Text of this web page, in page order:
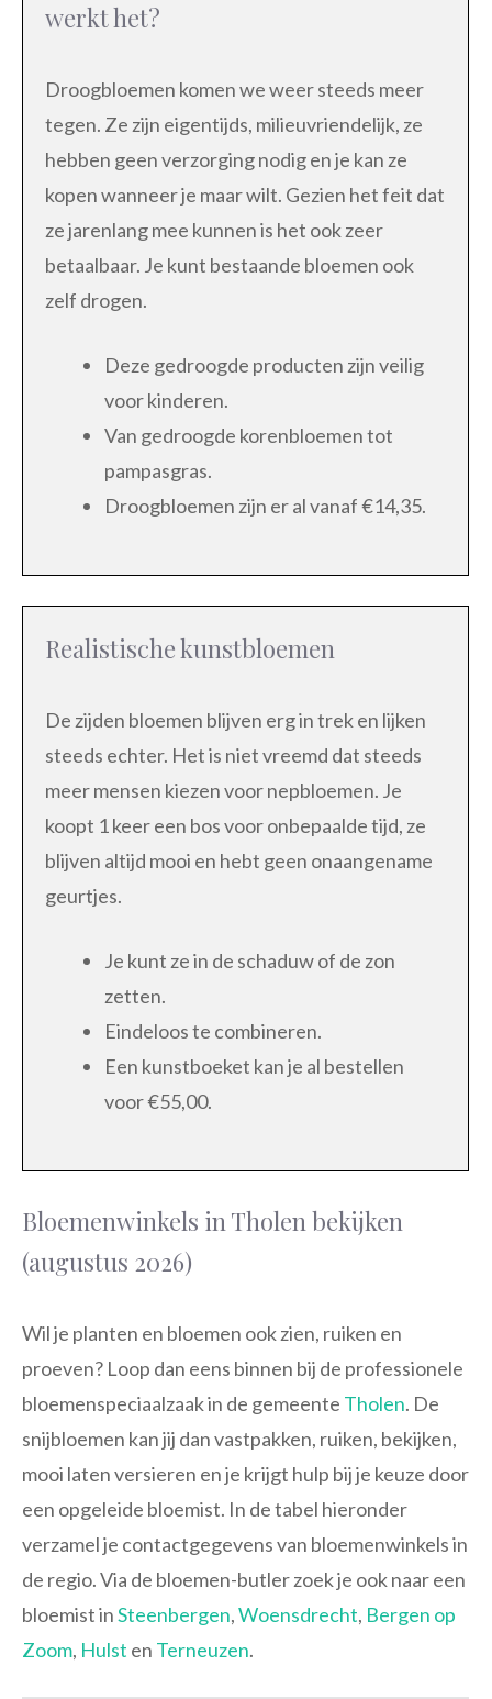
werkt het?
Droogbloemen komen we weer steeds meer
tegen. Ze zijn eigentijds, milieuvriendelijk, ze
hebben geen verzorging nodig en je kan ze
kopen wanneer je maar wilt. Gezien het feit dat
ze jarenlang mee kunnen is het ook zeer
betaalbaar. Je kunt bestaande bloemen ook
zelf drogen.
Deze gedroogde producten zijn veilig
voor kinderen.
Van gedroogde korenbloemen tot
pampasgras.
Droogbloemen zijn er al vanaf €14,35.
Realistische kunstbloemen
De zijden bloemen blijven erg in trek en lijken
steeds echter. Het is niet vreemd dat steeds
meer mensen kiezen voor nepbloemen. Je
koopt 1 keer een bos voor onbepaalde tijd, ze
blijven altijd mooi en hebt geen onaangename
geurtjes.
Je kunt ze in de schaduw of de zon
zetten.
Eindeloos te combineren.
Een kunstboeket kan je al bestellen
voor €55,00.
Bloemenwinkels in Tholen bekijken
(augustus 2026)
Wil je planten en bloemen ook zien, ruiken en
proeven? Loop dan eens binnen bij de professionele
bloemenspeciaalzaak in de gemeente Tholen. De
snijbloemen kan jij dan vastpakken, ruiken, bekijken,
mooi laten versieren en je krijgt hulp bij je keuze door
een opgeleide bloemist. In de tabel hieronder
verzamel je contactgegevens van bloemenwinkels in
de regio. Via de bloemen-butler zoek je ook naar een
bloemist inSteenbergen,Woensdrecht, Bergen op
Zoom, Hulst en Terneuzen.